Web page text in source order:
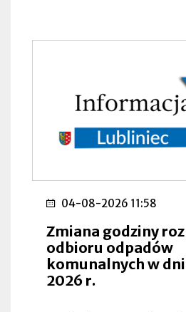
04-08-2026 11:58
Zmiana godziny
odbioru odpadów
komunalnych w
2026 r.